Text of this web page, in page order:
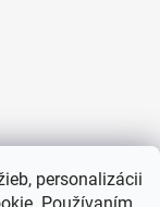
personalizácii